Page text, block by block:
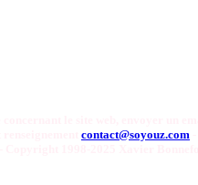
contact@soyouz.com